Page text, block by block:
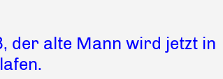
der alte Mann wird jetzt in